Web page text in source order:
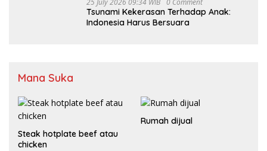
25 July 2026 09:34 WIB 0 Comment
Tsunami Kekerasan Terhadap Anak:
Indonesia Harus Bersuara
Mana Suka
Steak hotplate beef atau
chicken
Rumah dijual